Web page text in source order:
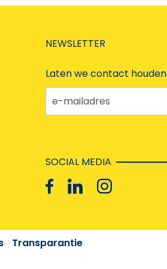
NEWSLETTER
Laten we contact houden
e-mailadres
SOCIAL MEDIA
Transparantie